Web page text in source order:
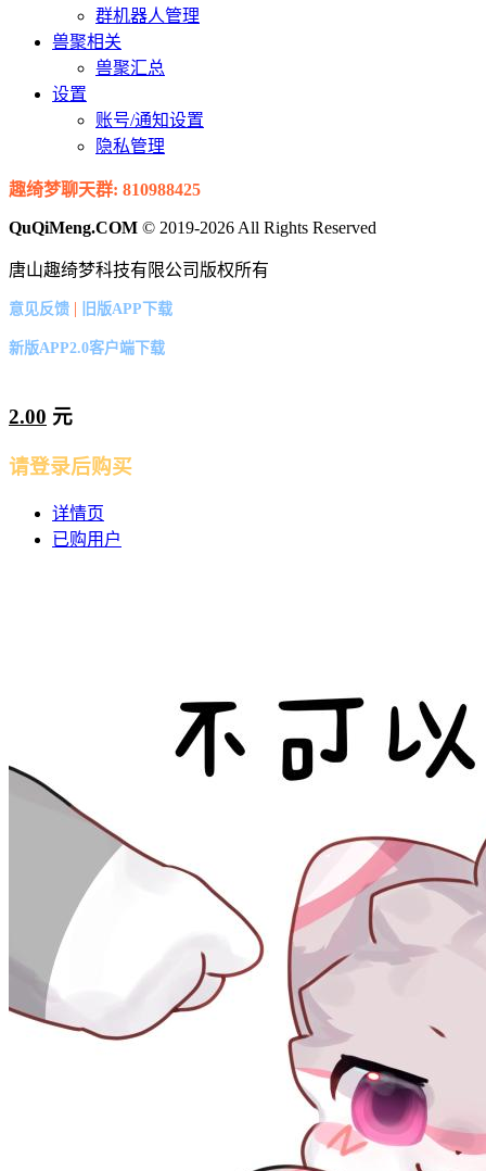
群机器人管理
兽聚相关
兽聚汇总
设置
账号/通知设置
隐私管理
趣绮梦聊天群: 810988425
QuQiMeng.COM © 2019-2026 All Rights Reserved
唐山趣绮梦科技有限公司版权所有
意见反馈 | 旧版APP下载
新版APP2.0客户端下载
2.00 元
请登录后购买
详情页
已购用户